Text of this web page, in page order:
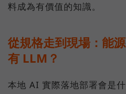
料成為有價值的知識。
從規格走到現場：能
有 LLM？
本地 AI 實際落地部署會是